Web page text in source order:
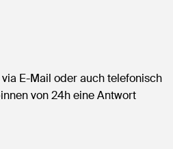
E-Mail oder auch telefonisch
von 24h eine Antwort